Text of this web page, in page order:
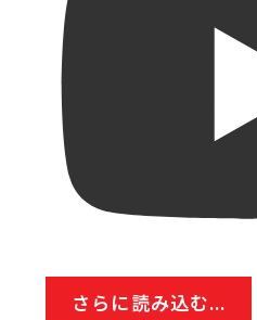
さらに読み込む...